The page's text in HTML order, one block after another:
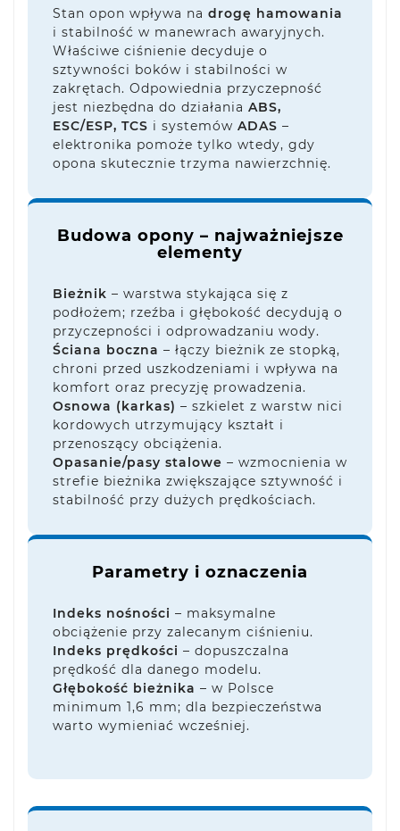
Stan opon wpływa na drogę hamowania
i stabilność w manewrach awaryjnych.
Właściwe ciśnienie decyduje o
sztywności boków i stabilności w
zakrętach. Odpowiednia przyczepność
jest niezbędna do działania ABS,
ESC/ESP, TCS i systemów ADAS –
elektronika pomoże tylko wtedy, gdy
opona skutecznie trzyma nawierzchnię.
Budowa opony – najważniejsze
elementy
Bieżnik – warstwa stykająca się z
podłożem; rzeźba i głębokość decydują o
przyczepności i odprowadzaniu wody.
Ściana boczna – łączy bieżnik ze stopką,
chroni przed uszkodzeniami i wpływa na
komfort oraz precyzję prowadzenia.
Osnowa (karkas) – szkielet z warstw nici
kordowych utrzymujący kształt i
przenoszący obciążenia.
Opasanie/pasy stalowe – wzmocnienia w
strefie bieżnika zwiększające sztywność i
stabilność przy dużych prędkościach.
Parametry i oznaczenia
Indeks nośności – maksymalne
obciążenie przy zalecanym ciśnieniu.
Indeks prędkości – dopuszczalna
prędkość dla danego modelu.
Głębokość bieżnika – w Polsce
minimum 1,6 mm; dla bezpieczeństwa
warto wymieniać wcześniej.